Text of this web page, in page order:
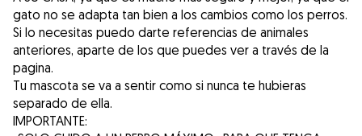
gato no se adapta tan bien a los cambios como los perros.
Si lo necesitas puedo darte referencias de animales
anteriores, aparte de los que puedes ver a través de la
pagina.
Tu mascota se va a sentir como si nunca te hubieras
separado de ella.
IMPORTANTE: